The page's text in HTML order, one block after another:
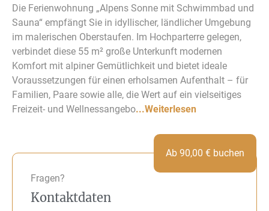
Die Ferienwohnung „Alpens Sonne mit Schwimmbad und
Sauna“ empfängt Sie in idyllischer, ländlicher Umgebung
im malerischen Oberstaufen. Im Hochparterre gelegen,
verbindet diese 55 m² große Unterkunft modernen
Komfort mit alpiner Gemütlichkeit und bietet ideale
Voraussetzungen für einen erholsamen Aufenthalt – für
Familien, Paare sowie alle, die Wert auf ein vielseitiges
Freizeit- und Wellnessangebo...Weiterlesen
Ab 90,00 € buchen
Fragen?
Kontaktdaten